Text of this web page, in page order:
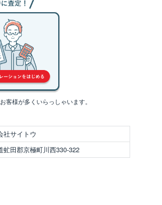
様が多くいらっしゃいます。
社サイトウ
虻田郡京極町川西330-322